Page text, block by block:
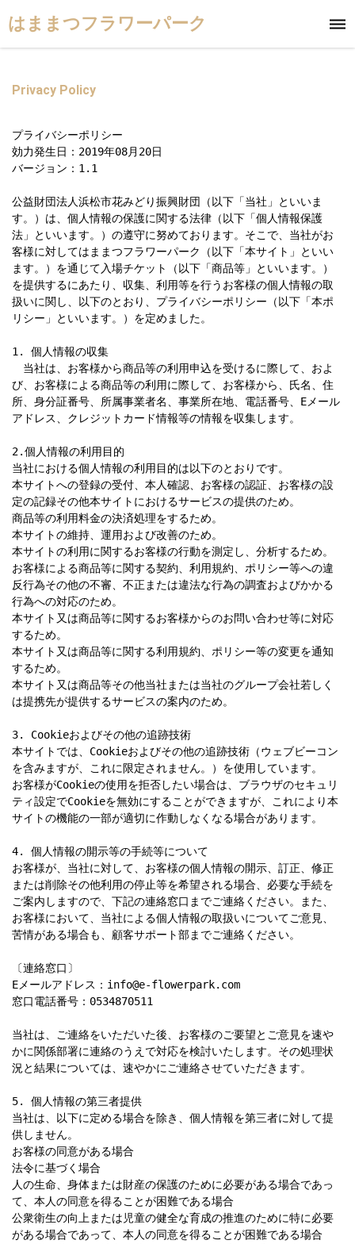
はままつフラワーパーク
Privacy Policy
プライバシーポリシー
効力発生日：2019年08月20日
バージョン：1.1
公益財団法人浜松市花みどり振興財団（以下「当社」といいま
す。）は、個人情報の保護に関する法律（以下「個人情報保護
法」といいます。）の遵守に努めております。そこで、当社がお
客様に対してはままつフラワーパーク（以下「本サイト」といい
ます。）を通じて入場チケット（以下「商品等」といいます。）
を提供するにあたり、収集、利用等を行うお客様の個人情報の取
扱いに関し、以下のとおり、プライバシーポリシー（以下「本ポ
リシー」といいます。）を定めました。
1. 個人情報の収集
当社は、お客様から商品等の利用申込を受けるに際して、およ
び、お客様による商品等の利用に際して、お客様から、氏名、住
所、身分証番号、所属事業者名、事業所在地、電話番号、Eメール
アドレス、クレジットカード情報等の情報を収集します。
2.個人情報の利用目的
当社における個人情報の利用目的は以下のとおりです。
本サイトへの登録の受付、本人確認、お客様の認証、お客様の設
定の記録その他本サイトにおけるサービスの提供のため。
商品等の利用料金の決済処理をするため。
本サイトの維持、運用および改善のため。
本サイトの利用に関するお客様の行動を測定し、分析するため。
お客様による商品等に関する契約、利用規約、ポリシー等への違
反行為その他の不審、不正または違法な行為の調査およびかかる
行為への対応のため。
本サイト又は商品等に関するお客様からのお問い合わせ等に対応
するため。
本サイト又は商品等に関する利用規約、ポリシー等の変更を通知
するため。
本サイト又は商品等その他当社または当社のグループ会社若しく
は提携先が提供するサービスの案内のため。
3. Cookieおよびその他の追跡技術
本サイトでは、Cookieおよびその他の追跡技術（ウェブビーコン
を含みますが、これに限定されません。）を使用しています。
お客様がCookieの使用を拒否したい場合は、ブラウザのセキュリ
ティ設定でCookieを無効にすることができますが、これにより本
サイトの機能の一部が適切に作動しなくなる場合があります。
4. 個人情報の開示等の手続等について
お客様が、当社に対して、お客様の個人情報の開示、訂正、修正
または削除その他利用の停止等を希望される場合、必要な手続を
ご案内しますので、下記の連絡窓口までご連絡ください。また、
お客様において、当社による個人情報の取扱いについてご意見、
苦情がある場合も、顧客サポート部までご連絡ください。
〔連絡窓口〕
Eメールアドレス：info@e-flowerpark.com
窓口電話番号：0534870511
当社は、ご連絡をいただいた後、お客様のご要望とご意見を速や
かに関係部署に連絡のうえで対応を検討いたします。その処理状
況と結果については、速やかにご連絡させていただきます。
5. 個人情報の第三者提供
当社は、以下に定める場合を除き、個人情報を第三者に対して提
供しません。
お客様の同意がある場合
法令に基づく場合
人の生命、身体または財産の保護のために必要がある場合であっ
て、本人の同意を得ることが困難である場合
公衆衛生の向上または児童の健全な育成の推進のために特に必要
がある場合であって、本人の同意を得ることが困難である場合